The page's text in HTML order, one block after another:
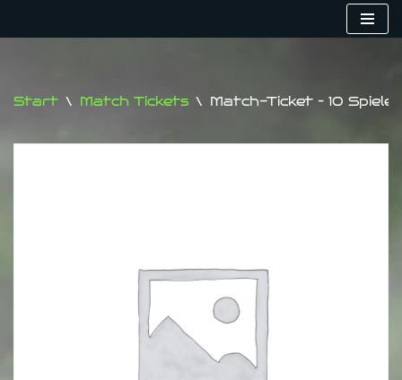
Start \ Match Tickets \ Match-Ticket – 10 Spiele